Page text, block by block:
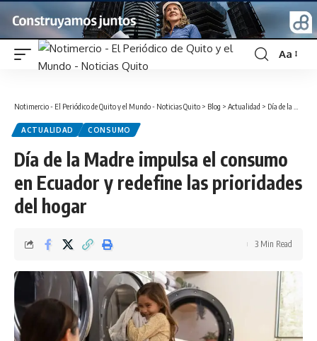
Font
Aa
Notimercio - El Periódico de Quito y el Mundo - Noticias Quito > Blog > Actualidad > Día de la Madre impulsa el consumo en Ecuador y redefine las prioridades del hogar
ACTUALIDAD CONSUMO
Día de la Madre impulsa el consumo
en Ecuador y redefine las prioridades
del hogar
3 Min Read